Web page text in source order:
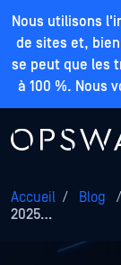
Nous utilisons
de sites et,
se peut que les
à 100 %. Nous
Accueil / Blog /
2025…